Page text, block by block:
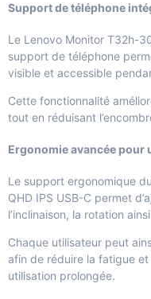
Support de téléphone
Le Lenovo Monitor T32h-
support de téléphone
visible et accessible
Cette fonctionnalité
tout en réduisant
Ergonomie avancée pour
Le support ergonomique
QHD IPS USB-C permet
l’inclinaison, la rotation
Chaque utilisateur peut
afin de réduire la fatigue et
utilisation prolongée.